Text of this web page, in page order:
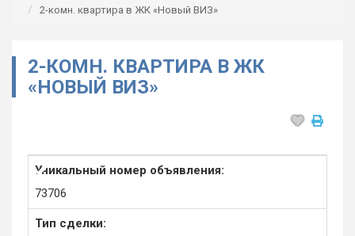
2-комн. квартира в ЖК «Новый ВИЗ»
2-КОМН. КВАРТИРА В ЖК
«НОВЫЙ ВИЗ»
Уникальный номер объявления:
73706
Тип сделки: